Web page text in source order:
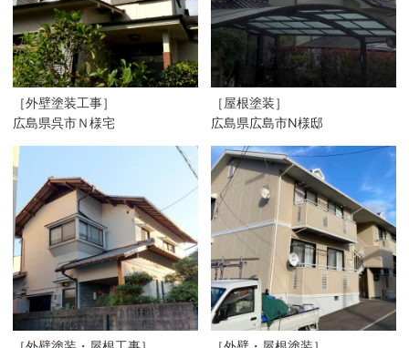
［外壁塗装工事］
広島県呉市Ｎ様宅
［屋根塗装］
広島県広島市N様邸